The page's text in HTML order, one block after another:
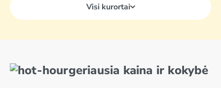
Visi kurortai
geriausia kaina ir kokybė